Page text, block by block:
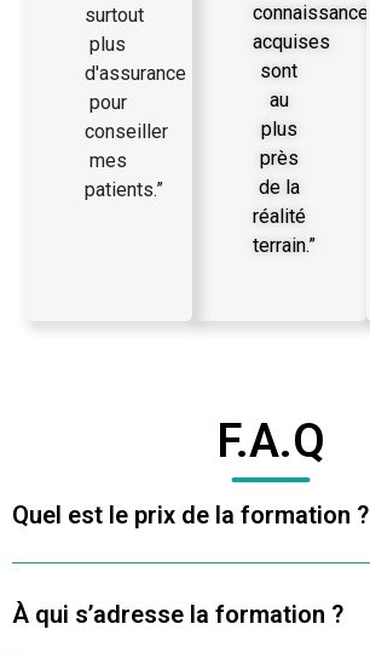
surtout
plus
d'assurance
pour
conseiller
mes
patients.”
connaissances
acquises
sont
au
plus
près
de la
réalité
terrain.”
F.A.Q
Quel est le prix de la formation ?
À qui s’adresse la formation ?